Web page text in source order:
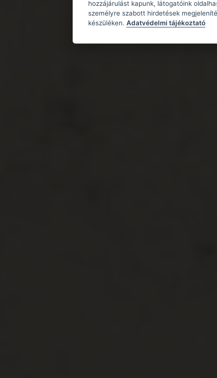
hozzájárulást kapunk, látogatóink
személyre szabott hirdetések
készüléken. Adatvédelmi tájékoztató